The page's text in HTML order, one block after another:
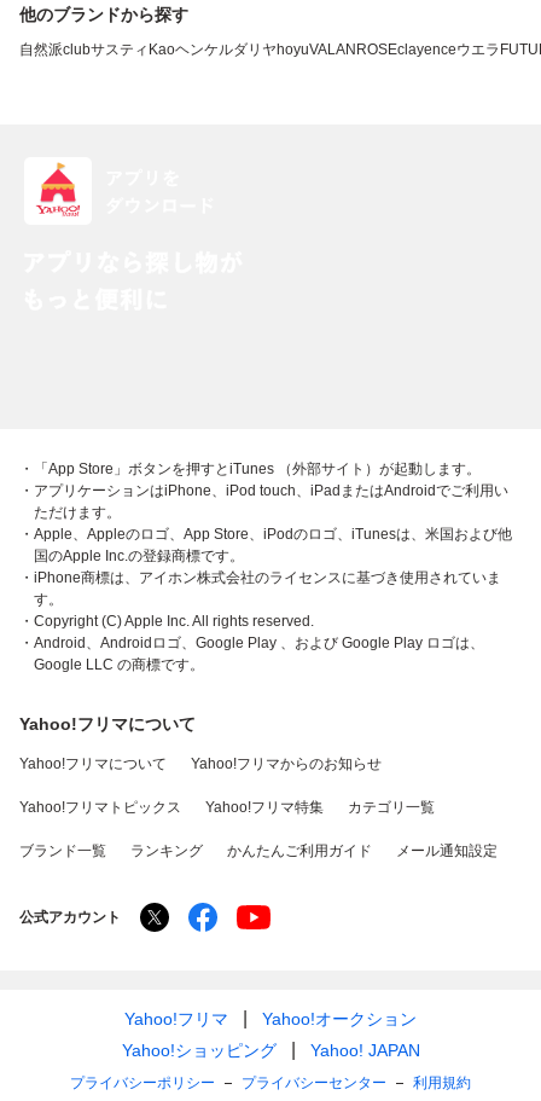
他のブランドから探す
自然派clubサスティ Kaoヘンケルダリヤ hoyuVALANROSEclayenceウエラ
・「App Store」ボタンを押すとiTunes （外部サイト）が起動します。
・アプリケーションはiPhone、iPod touch、iPadまたはAndroidでご利用い
ただけます。
・Apple、Appleのロゴ、App Store、iPodのロゴ、iTunesは、米国および他
国のApple Inc.の登録商標です。
・iPhone商標は、アイホン株式会社のライセンスに基づき使用されていま
す。
・Copyright (C) Apple Inc. All rights reserved.
・Android、Androidロゴ、Google Play 、および Google Play ロゴは、
Google LLC の商標です。
Yahoo!フリマについて
Yahoo!フリマについて Yahoo!フリマからのお知らせ
Yahoo!フリマトピックス Yahoo!フリマ特集 カテゴリ一覧
ブランド一覧 ランキング かんたんご利用ガイド メール通知設定
公式アカウント
Yahoo!フリマ
Yahoo!オークション
Yahoo!ショッピング
Yahoo! JAPAN
プライバシーポリシー プライバシーセンター 利用規約